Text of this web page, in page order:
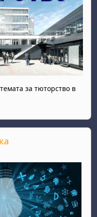
за тюторство в